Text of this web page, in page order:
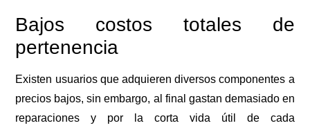
Bajos costos totales de
pertenencia
Existen usuarios que adquieren diversos componentes a
precios bajos, sin embargo, al final gastan demasiado en
reparaciones y por la corta vida útil de cada